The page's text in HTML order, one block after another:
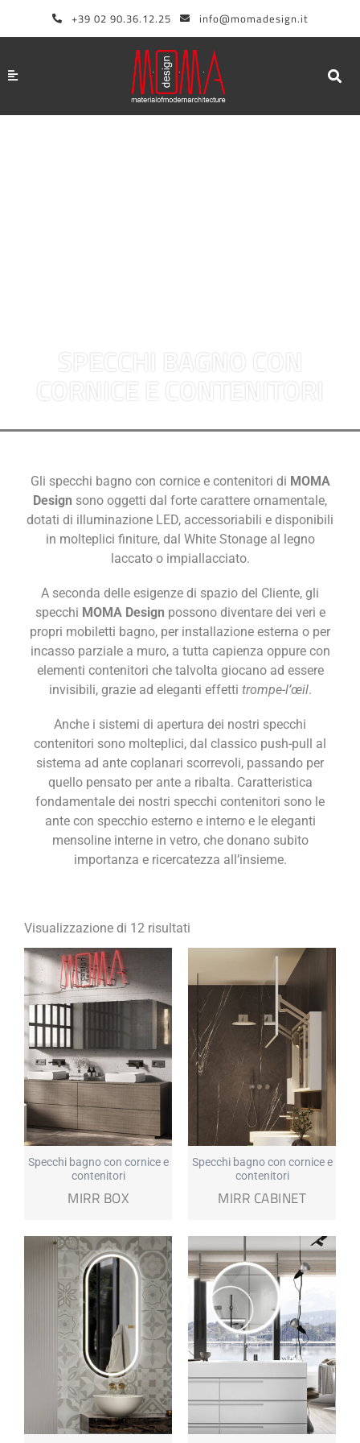
+39 02 90.36.12.25 info@momadesign.it
SPECCHI BAGNO CON
CORNICE E CONTENITORI
Gli specchi bagno con cornice e contenitori di MOMA
Design sono oggetti dal forte carattere ornamentale,
dotati di illuminazione LED, accessoriabili e disponibili
in molteplici finiture, dal White Stonage al legno
laccato o impiallacciato.
A seconda delle esigenze di spazio del Cliente, gli
specchi MOMA Design possono diventare dei veri e
propri mobiletti bagno, per installazione esterna o per
incasso parziale a muro, a tutta capienza oppure con
elementi contenitori che talvolta giocano ad essere
invisibili, grazie ad eleganti effetti trompe-l’œil.
Anche i sistemi di apertura dei nostri specchi
contenitori sono molteplici, dal classico push-pull al
sistema ad ante coplanari scorrevoli, passando per
quello pensato per ante a ribalta. Caratteristica
fondamentale dei nostri specchi contenitori sono le
ante con specchio esterno e interno e le eleganti
mensoline interne in vetro, che donano subito
importanza e ricercatezza all’insieme.
Visualizzazione di 12 risultati
Specchi bagno con cornice e
contenitori
MIRR BOX
Specchi bagno con cornice e
contenitori
MIRR CABINET